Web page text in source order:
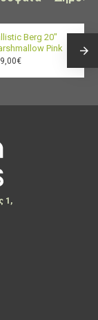
/ ύψος
Berg 20"
Pink
1,